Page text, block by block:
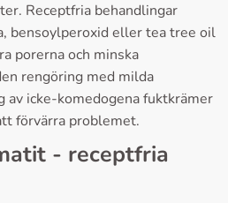
Receptfria behandlingar
bensoylperoxid eller tea tree oil
porerna och minska
rengöring med milda
av icke-komedogena fuktkrämer
förvärra problemet.
- receptfria